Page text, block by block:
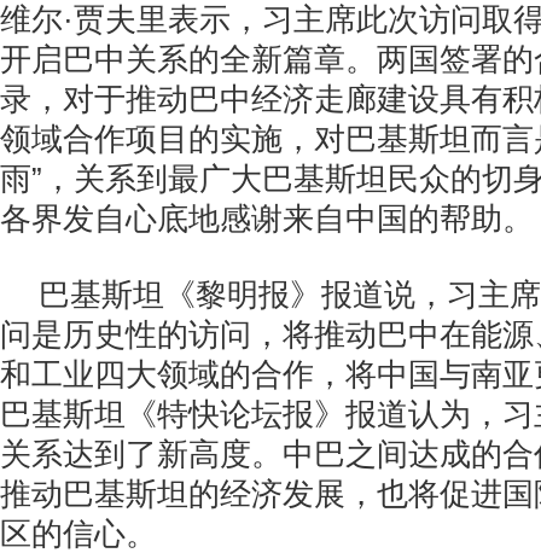
维尔·贾夫里表示，习主席此次访问取
开启巴中关系的全新篇章。两国签署
录，对于推动巴中经济走廊建设具有
领域合作项目的实施，对巴基斯坦而言
雨”，关系到最广大巴基斯坦民众的切
各界发自心底地感谢来自中国的帮助。
巴基斯坦《黎明报》报道说，习主
问是历史性的访问，将推动巴中在能
和工业四大领域的合作，将中国与南
巴基斯坦《特快论坛报》报道认为，
关系达到了新高度。中巴之间达成的
推动巴基斯坦的经济发展，也将促进
区的信心。